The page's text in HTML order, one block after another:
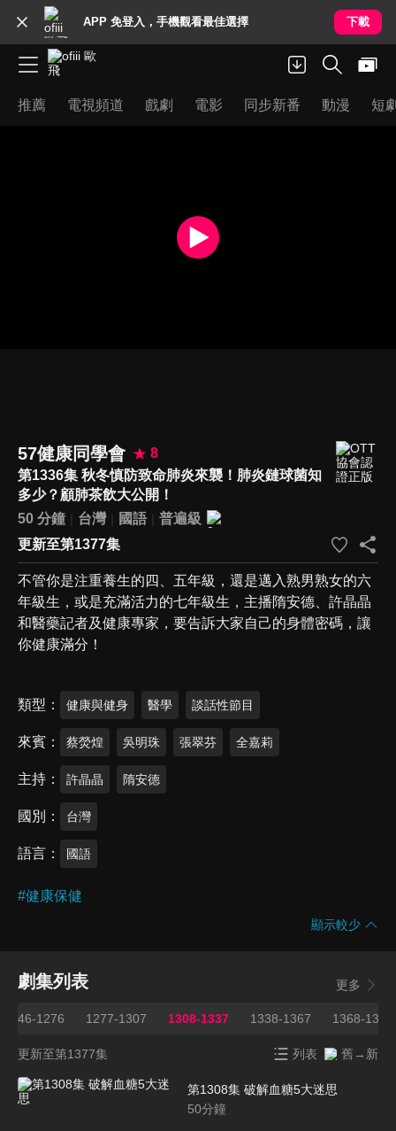
APP 免登入，手機觀看最佳選擇 下載
推薦 電視頻道 戲劇 電影 同步新番 動漫 短
57健康同學會
8
第1336集 秋冬慎防致命肺炎來襲！肺炎鏈球菌知
多少？顧肺茶飲大公開！
50 分鐘
台灣 國語
普遍級
更新至第1377集
不管你是注重養生的四、五年級，還是邁入熟男熟女的六
年級生，或是充滿活力的七年級生，主播隋安德、許晶晶
和醫藥記者及健康專家，要告訴大家自己的身體密碼，讓
你健康滿分！
類型 健康與健身 醫學 談話性節目
來賓 蔡熒煌 吳明珠 張翠芬 全嘉莉
主持 許晶晶 隋安德
國別 台灣
語言 國語
#健康保健
顯示較少
劇集列表 更多
1246-1276 1277-1307 1308-1337 1338-1367 1368-1377
更新至第1377集 列表 舊→新
第1308集 破解血糖5大迷思
50分鐘